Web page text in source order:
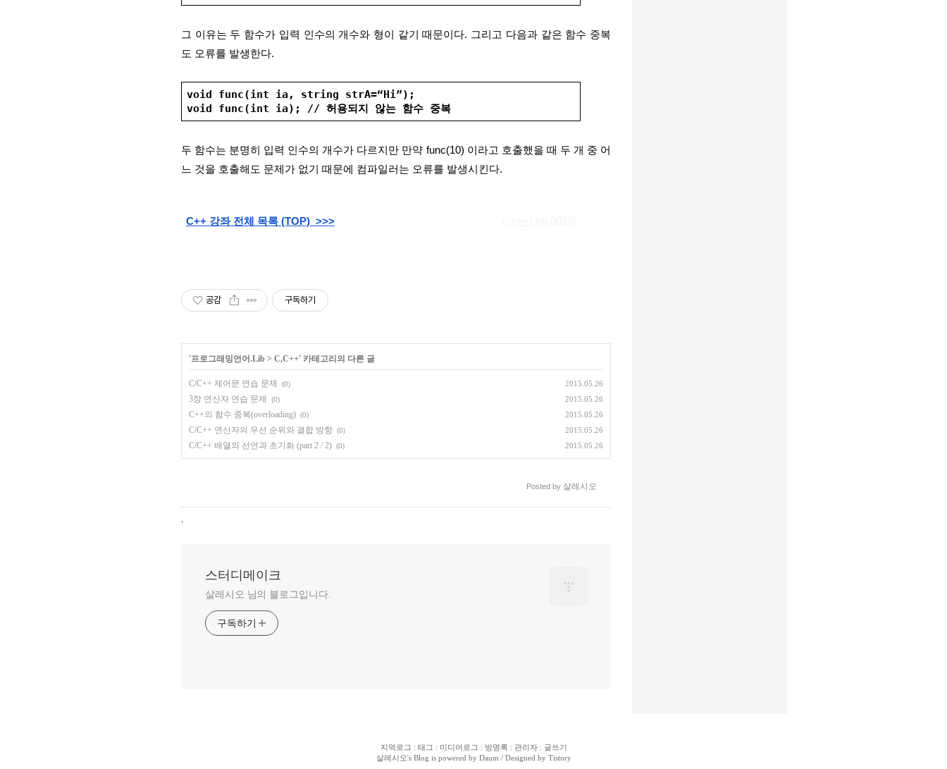
그 이유는 두 함수가 입력 인수의 개수와 형이 같기 때문이다. 그리고 다음과 같은 함수 중복
도 오류를 발생한다.
void func(int ia, string strA=“Hi”);
void func(int ia); // 허용되지 않는 함수 중복
두 함수는 분명히 입력 인수의 개수가 다르지만 만약 func(10) 이라고 호출했을 때 두 개 중 어
느 것을 호출해도 문제가 없기 때문에 컴파일러는 오류를 발생시킨다.
C++ 강좌 전체 목록 (TOP)  >>>
공감 구독하기
'프로그래밍언어.Lib > C,C++' 카테고리의 다른 글
C/C++ 제어문 연습 문제 (0) 2015.05.26
3장 연산자 연습 문제 (0) 2015.05.26
C++의 함수 중복(overloading) (0) 2015.05.26
C/C++ 연산자의 우선 순위와 결합 방향 (0) 2015.05.26
C/C++ 배열의 선언과 초기화 (part 2 / 2) (0) 2015.05.26
Posted by 살레시오
,
스터디메이크
살레시오 님의 블로그입니다.
구독하기
지역로그 : 태그 : 미디어로그 : 방명록 : 관리자: 글쓰기
살레시오's Blog is powered by Daum / Designed by Tistory